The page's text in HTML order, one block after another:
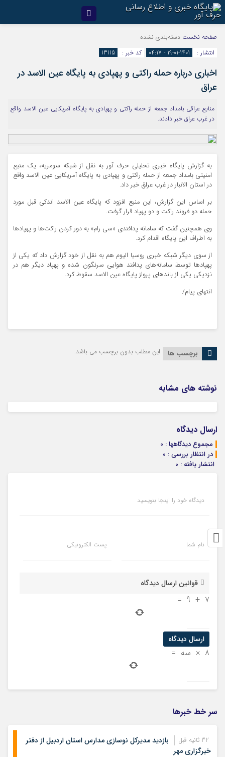
صفحه نخست دسته‌بندی نشده
انتشار :
1401-01-19 - 04:17 کد خبر : 13115
اخباری درباره حمله راکتی و پهپادی به پایگاه عین الاسد در
عراق
منابع عراقی بامداد جمعه از حمله راکتی و پهپادی به پایگاه آمریکایی عین الاسد واقع
در غرب عراق خبر دادند.
به گزارش پايگاه خبري تحليلي حرف آور به نقل از شبکه سومریه، یک منبع
امنیتی بامداد جمعه از حمله راکتی و پهپادی به پایگاه آمریکایی عین الاسد واقع
در استان الانبار در غرب عراق خبر داد.
بر اساس این گزارش، این منبع افزود که پایگاه عین الاسد اندکی قبل مورد
حمله دو فروند راکت و دو پهپاد قرار گرفت.
وی همچنین گفت که سامانه پدافندی «سی رام» به دور کردن راکت‌ها و پهپادها
به اطراف این پایگاه اقدام کرد.
از سوی دیگر شبکه خبری روسیا الیوم هم به نقل از خود گزارش داد که یکی از
پهپادها توسط سامانه‌های پدافند هوایی سرنگون شده و پهپاد دیگر هم در
نزدیکی یکی از باندهای پرواز پایگاه عین الاسد سقوط کرد.
انتهای پیام/
برچسب ها این مطلب بدون برچسب می باشد.
نوشته های مشابه
ارسال دیدگاه
مجموع دیدگاهها : 0
در انتظار بررسی : 0
انتشار یافته : 0
دیدگاه خود را اینجا بنویسید
نام شما پست الکترونیکی
قوانین ارسال دیدگاه
7
+
9
=
8
× سه =
سر خط خبرها
بازدید مدیرکل نوسازی مدارس استان اردبیل از دفتر
خبرگزاری مهر